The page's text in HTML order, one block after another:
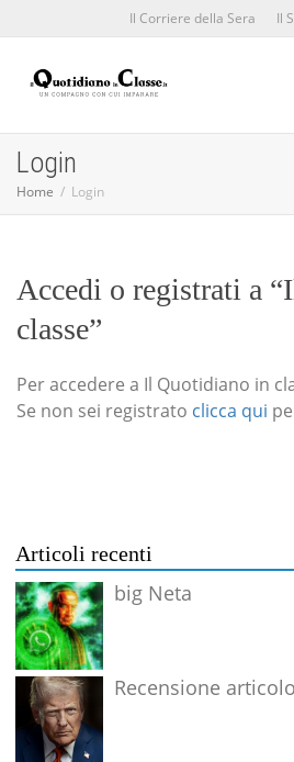
Il Corriere della Sera Il
Login
Home Login
Accedi o registrati a
classe”
Per accedere a Il Quotidiano in
Se non sei registrato clicca qui
Articoli recenti
big Neta
Recensione